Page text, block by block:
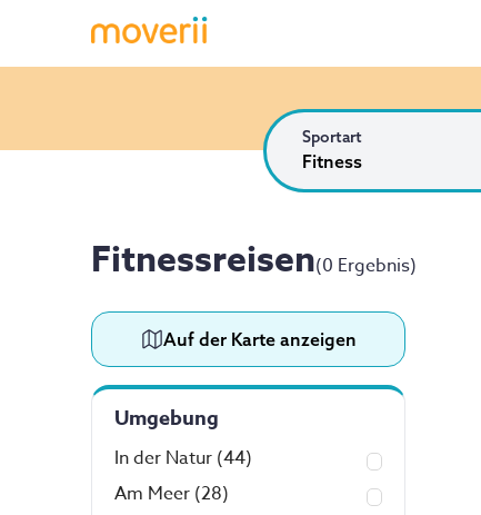
Sportart
Fitness
Fitnessreisen(0 Ergebnis)
Auf der Karte anzeigen
Umgebung
In der Natur (44)
Am Meer (28)